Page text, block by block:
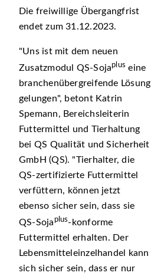
Die freiwillige Übergangfrist
endet zum 31.12.2023.
Uns ist mit dem neuen
Zusatzmodul QS-Sojaplus eine
branchenübergreifende Lösung
gelungen , betont Katrin
Spemann, Bereichsleiterin
Futtermittel und Tierhaltung
bei QS Qualität und Sicherheit
GmbH (QS).
Tierhalter, die
QS-zertifizierte Futtermittel
verfüttern, können jetzt
ebenso sicher sein, dass sie
QS-Soja plus-konforme
Futtermittel erhalten. Der
Lebensmitteleinzelhandel kann
sich sicher sein, dass er nur